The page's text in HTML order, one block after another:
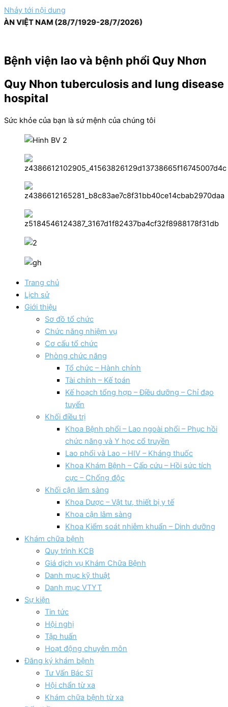
Nhảy tới nội dung
VIỆT NAM (28/7/1929-28/7/2026)
Bệnh viện lao và bệnh phổi Quy Nhơn
Quy Nhon tuberculosis and lung disease
hospital
Sức khỏe của bạn là sứ mệnh của chúng tôi
Trang chủ
Lịch sử
Giới thiệu
Sơ đồ tổ chức
Chức năng nhiệm vụ
Cơ cấu tổ chức
Phòng chức năng
Tổ chức – Hành chính
Tài chính – Kế toán
Kế hoạch tổng hợp – Điều dưỡng – Chỉ đạo
tuyển
Khối điều trị
Khoa Bệnh phổi – Lao ngoài phổi – Phục hồi
chức năng và Y học cổ truyền
Lao phổi và Lao – HIV – Kháng thuốc
Khoa Khám Bệnh – Cấp cứu – Hồi sức tích
cực – Chống độc
Khối cận lâm sàng
Khoa Dược – Vật tư, thiết bị y tế
Khoa cận lâm sàng
Khoa Kiểm soát nhiễm khuẩn – Dinh dưỡng
Khám chữa bệnh
Quy trình KCB
Giá dịch vụ Khám Chữa Bệnh
Danh mục kỹ thuật
Danh mục VTYT
Sự kiện
Tin tức
Hội nghị
Tập huấn
Hoạt động chuyên môn
Đăng ký khám bệnh
Tư Vấn Bác Sĩ
Hội chẩn từ xa
Khám chữa bệnh từ xa